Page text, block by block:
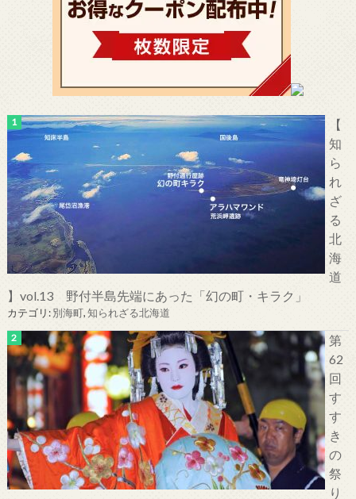
【
知
ら
れ
ざ
る
北
海
道
】vol.13 野付半島先端にあった「幻の町・キラク」
カテゴリ:別海町,知られざる北海道
第
62
回
す
す
き
の
祭
り